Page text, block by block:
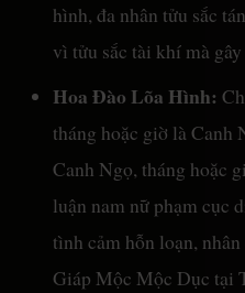
hình, đa nhân tửu sắc
vì tửu sắc tài khí mà
Hoa Đào Lõa Hình:
tháng hoặc giờ là Canh
Canh Ngọ, tháng hoặc
luận nam nữ phạm cục
tình cảm hỗn loạn,
Giáp Mộc Mộc Dục tại